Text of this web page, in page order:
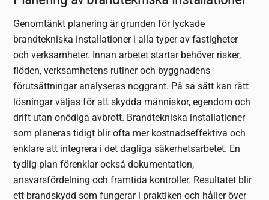
Genomtänkt planering är grunden för lyckade
brandtekniska installationer i alla typer av fastigheter
och verksamheter. Innan arbetet startar behöver risker,
flöden, verksamhetens rutiner och byggnadens
förutsättningar analyseras noggrant. På så sätt kan rätt
lösningar väljas för att skydda människor, egendom och
drift utan onödiga avbrott. Brandtekniska installationer
som planeras tidigt blir ofta mer kostnadseffektiva och
enklare att integrera i det dagliga säkerhetsarbetet. En
tydlig plan förenklar också dokumentation,
ansvarsfördelning och framtida kontroller. Resultatet blir
ett brandskydd som fungerar i praktiken och håller över